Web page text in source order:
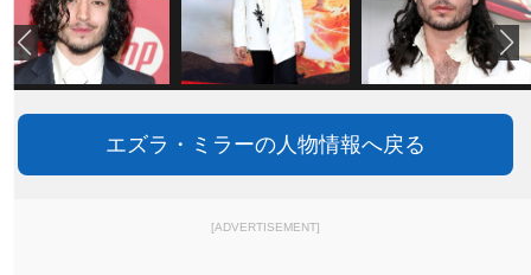
エズラ・ミラーの人物情報へ戻る
[ADVERTISEMENT]